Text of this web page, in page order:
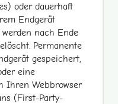
oder dauerhaft
Endgerät
nach Ende
Permanente
gespeichert,
eine
Ihren Webbrowser
(First-Party-